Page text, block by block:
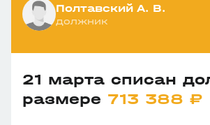
Полтавский А. В.
должник
21 марта списан
размере 713 388 ₽